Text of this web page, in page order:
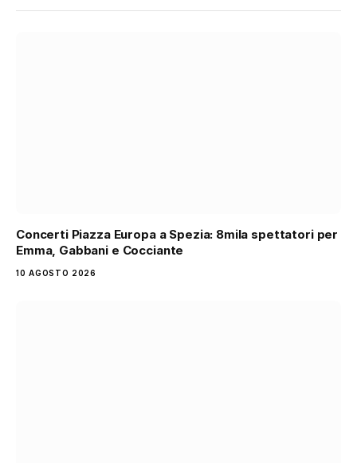
Concerti Piazza Europa a Spezia: 8mila spettatori per
Emma, Gabbani e Cocciante
10 AGOSTO 2026